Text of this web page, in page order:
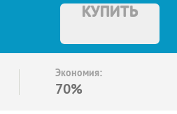
КУПИТЬ
Экономия:
70%